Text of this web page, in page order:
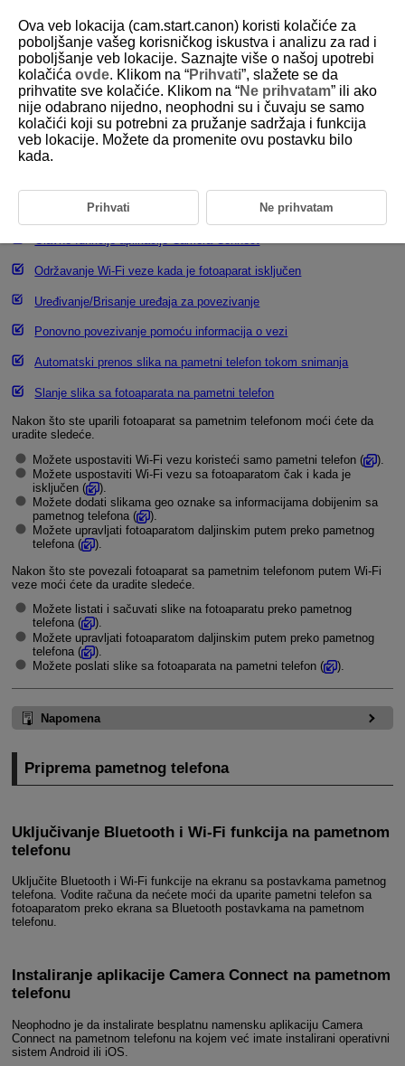
D388-175
Povezivanje sa pametnim
telefonom ili tabletom
Bluetooth uparivanje i veza sa pametnim telefonima
OdržavanjeWi-Fi veze kada je fotoaparat isključen
Uređivanje/Brisanje uređaja za povezivanje
Ponovno povezivanje pomoću informacija o vezi
Automatski prenos slika na pametni telefon tokom snimanja
Slanje slika sa fotoaparata na pametni telefon
Nakon što ste uparili fotoaparat sa pametnim telefonom moći ćete da
uradite sledeće.
Možete uspostaviti Wi-Fi vezu koristeći samo pametni telefon (
).
Možete uspostaviti Wi-Fi vezu sa fotoaparatom čak i kada je
isključen (
).
Možete dodati slikama geo oznake sa informacijama dobijenim sa
pametnog telefona (
).
Možete upravljati fotoaparatom daljinskim putem preko pametnog
telefona (
).
Nakon što ste povezali fotoaparat sa pametnim telefonom putem Wi-Fi
veze moći ćete da uradite sledeće.
Možete listati i sačuvati slike na fotoaparatu preko pametnog
telefona (
).
Možete upravljati fotoaparatom daljinskim putem preko pametnog
telefona (
).
Možete poslati slike sa fotoaparata na pametni telefon (
).
Napomena
Priprema pametnog telefona
Uključivanje Bluetooth i Wi-Fi funkcija na pametnom
telefonu
Uključite Bluetooth i Wi-Fi funkcije na ekranu sa postavkama pametnog
telefona. Vodite računa da nećete moći da uparite pametni telefon sa
fotoaparatom preko ekrana sa Bluetooth postavkama na pametnom
telefonu.
Instaliranje aplikacije Camera Connect na pametnom
telefonu
Neophodno je da instalirate besplatnu namensku aplikaciju Camera
Connect na pametnom telefonu na kojem već imate instalirani operativni
sistem Android ili iOS.
Ova veb lokacija (cam.start.canon) koristi kolačiće za
poboljšanje vašeg korisničkog iskustva i analizu za rad i
poboljšanje veb lokacije. Saznajte više o našoj upotrebi
kolačića ovde. Klikom na “Prihvati”, slažete se da
prihvatite sve kolačiće. Klikom na “Ne prihvatam” ili ako
nije odabrano nijedno, neophodni su i čuvaju se samo
kolačići koji su potrebni za pružanje sadržaja i funkcija
veb lokacije. Možete da promenite ovu postavku bilo
kada.
Prihvati Ne prihvatam